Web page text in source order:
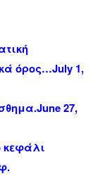
όρος…July 1,
June 27,
κεφάλι